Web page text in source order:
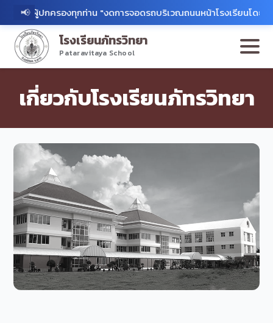
📢
กครองทุกท่าน "งดการจอดรถบริเวณถนนหน้าโรงเรียนโดยเด็ดขา
โรงเรียนภัทรวิทยา
Pataravitaya School
เกี่ยวกับโรงเรียนภัทรวิทยา